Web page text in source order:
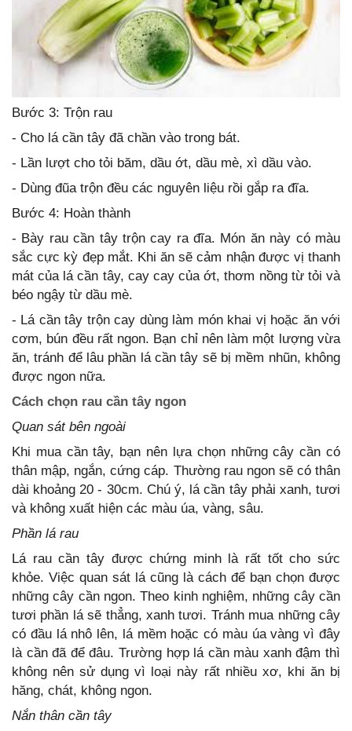
Bước 3: Trộn rau
- Cho lá cần tây đã chần vào trong bát.
- Lần lượt cho tỏi băm, dầu ớt, dầu mè, xì dầu vào.
- Dùng đũa trộn đều các nguyên liệu rồi gắp ra đĩa.
Bước 4: Hoàn thành
- Bày rau cần tây trộn cay ra đĩa. Món ăn này có màu
sắc cực kỳ đẹp mắt. Khi ăn sẽ cảm nhận được vị thanh
mát của lá cần tây, cay cay của ớt, thơm nồng từ tỏi và
béo ngậy từ dầu mè.
- Lá cần tây trộn cay dùng làm món khai vị hoặc ăn với
cơm, bún đều rất ngon. Bạn chỉ nên làm một lượng vừa
ăn, tránh để lâu phần lá cần tây sẽ bị mềm nhũn, không
được ngon nữa.
Cách chọn rau cần tây ngon
Quan sát bên ngoài
Khi mua cần tây, bạn nên lựa chọn những cây cần có
thân mập, ngắn, cứng cáp. Thường rau ngon sẽ có thân
dài khoảng 20 - 30cm. Chú ý, lá cần tây phải xanh, tươi
và không xuất hiện các màu úa, vàng, sâu.
Phần lá rau
Lá rau cần tây được chứng minh là rất tốt cho sức
khỏe. Việc quan sát lá cũng là cách để bạn chọn được
những cây cần ngon. Theo kinh nghiệm, những cây cần
tươi phần lá sẽ thẳng, xanh tươi. Tránh mua những cây
có đầu lá nhô lên, lá mềm hoặc có màu úa vàng vì đây
là cần đã để đâu. Trường hợp lá cần màu xanh đậm thì
không nên sử dụng vì loại này rất nhiều xơ, khi ăn bị
hăng, chát, không ngon.
Nắn thân cần tây